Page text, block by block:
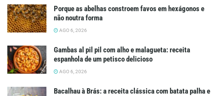
Porque as abelhas constroem favos em hexágonos e
não noutra forma
AGO 6, 2026
Gambas al pil pil com alho e malagueta: receita
espanhola de um petisco delicioso
AGO 6, 2026
Bacalhau à Brás: a receita clássica com batata palha e